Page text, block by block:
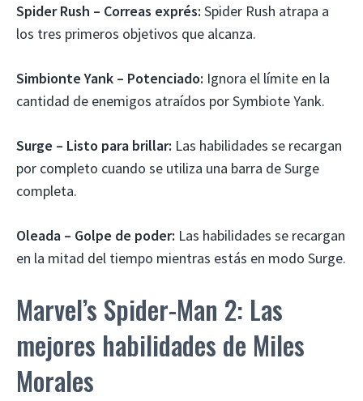
Spider Rush – Correas exprés: Spider Rush atrapa a
los tres primeros objetivos que alcanza.
Simbionte Yank – Potenciado: Ignora el límite en la
cantidad de enemigos atraídos por Symbiote Yank.
Surge – Listo para brillar: Las habilidades se recargan
por completo cuando se utiliza una barra de Surge
completa.
Oleada – Golpe de poder: Las habilidades se recargan
en la mitad del tiempo mientras estás en modo Surge.
Marvel’s Spider-Man 2: Las
mejores habilidades de Miles
Morales